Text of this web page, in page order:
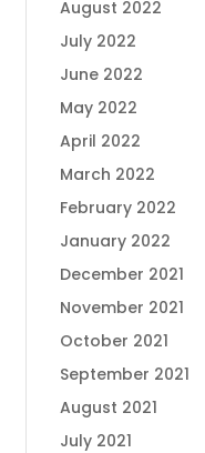
August 2022
July 2022
June 2022
May 2022
April 2022
March 2022
February 2022
January 2022
December 2021
November 2021
October 2021
September 2021
August 2021
July 2021